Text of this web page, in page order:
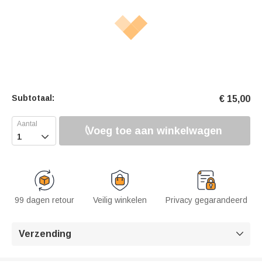
Subtotaal: € 15,00
 Voeg toe aan winkelwagen
99 dagen retour Veilig winkelen Privacy gegarandeerd
Verzending 